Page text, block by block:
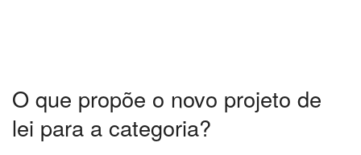
O que propõe o novo projeto de
lei para a categoria?